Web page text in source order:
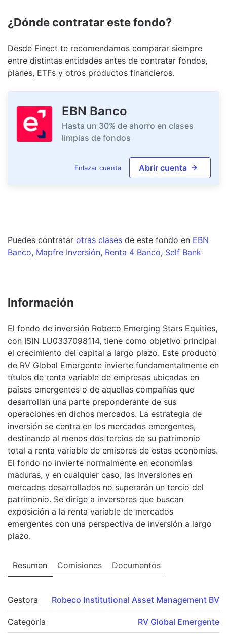
¿Dónde contratar este fondo?
Desde Finect te recomendamos comparar siempre
entre distintas entidades antes de contratar fondos,
planes, ETFs y otros productos financieros.
EBN Banco
Hasta un 30% de ahorro en clases
limpias de fondos
Enlazar cuenta Abrir cuenta
Puedes contratar otras clases de este fondo en EBN
Banco, Mapfre Inversión, Renta 4 Banco, Self Bank
Información
El fondo de inversión Robeco Emerging Stars Equities,
con ISIN LU0337098114, tiene como objetivo principal
el crecimiento del capital a largo plazo. Este producto
de RV Global Emergente invierte fundamentalmente en
títulos de renta variable de empresas ubicadas en
países emergentes o de aquellas compañías que
desarrollan una parte preponderante de sus
operaciones en dichos mercados. La estrategia de
inversión se centra en los mercados emergentes,
destinando al menos dos tercios de su patrimonio
total a renta variable de emisores de estas economías.
El fondo no invierte normalmente en economías
maduras, y en cualquier caso, las inversiones en
mercados desarrollados no superarán un tercio del
patrimonio. Se dirige a inversores que buscan
exposición a la renta variable de mercados
emergentes con una perspectiva de inversión a largo
plazo.
Resumen Comisiones Documentos
Gestora Robeco Institutional Asset Management BV
Categoría RV Global Emergente